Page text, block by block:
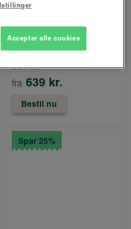
Både online og i
gardinbussen
fra 639 kr.
851 kr.
Bestil nu
Spar 25%
Accepter alle cookies